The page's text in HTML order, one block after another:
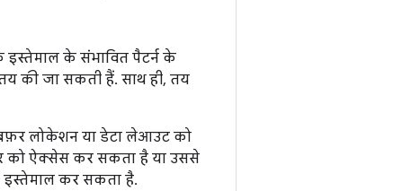
के संभावित पैटर्न के
की जा सकती हैं. साथ ही, तय
बफ़र लोकेशन या डेटा लेआउट को
को ऐक्सेस कर सकता है या उससे
कर सकता है.